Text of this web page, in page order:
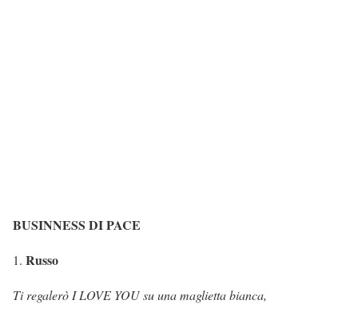
BUSINNESS DI PACE
Russo
Ti regalerò I LOVE YOU su una maglietta bianca,